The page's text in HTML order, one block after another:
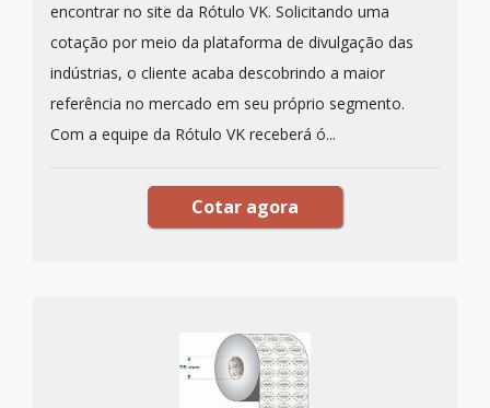
encontrar no site da Rótulo VK. Solicitando uma
cotação por meio da plataforma de divulgação das
indústrias, o cliente acaba descobrindo a maior
referência no mercado em seu próprio segmento.
Com a equipe da Rótulo VK receberá ó...
Cotar agora